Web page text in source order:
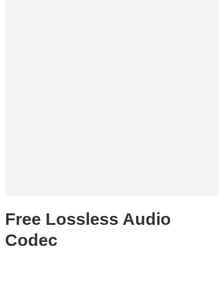
Free Lossless Audio
Codec